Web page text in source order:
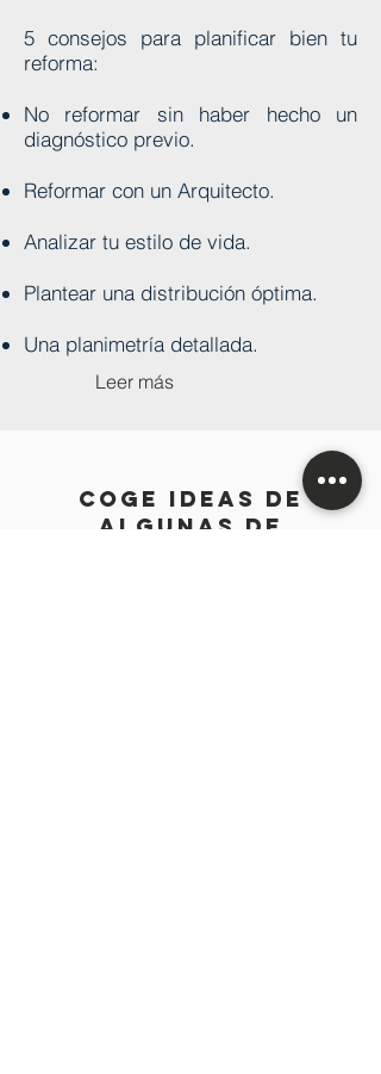
5 consejos para planificar bien tu
reforma:
No reformar sin haber hecho un
diagnóstico previo.
Reformar con un Arquitecto.
Analizar tu estilo de vida.
Plantear una distribución óptima.
Una planimetría detallada.
Leer más
coge ideas de
ALGUNAS DE